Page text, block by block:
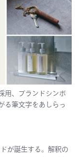
用、ブランドシンボ
る筆文字をあしらっ
が誕生する。解釈の